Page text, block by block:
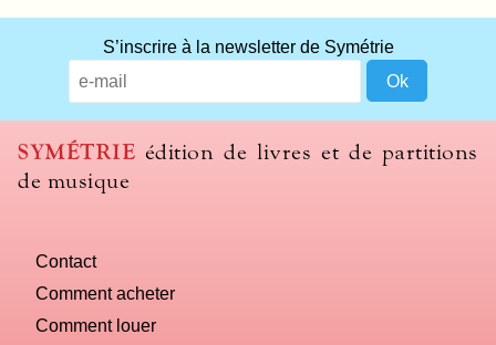
S’inscrire à la newsletter de Symétrie
SYMÉTRIE édition de livres et de partitions
de musique
Contact
Comment acheter
Comment louer